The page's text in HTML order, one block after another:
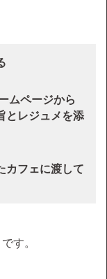
ムページから
とレジュメを添
カフェに渡して
す。